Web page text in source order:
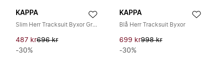
KAPPA
Slim Herr Tracksuit Byxor Grå Lt/grön
487 kr696 kr
-30%
KAPPA
Blå Herr Tracksuit Byxor
699 kr998 kr
-30%